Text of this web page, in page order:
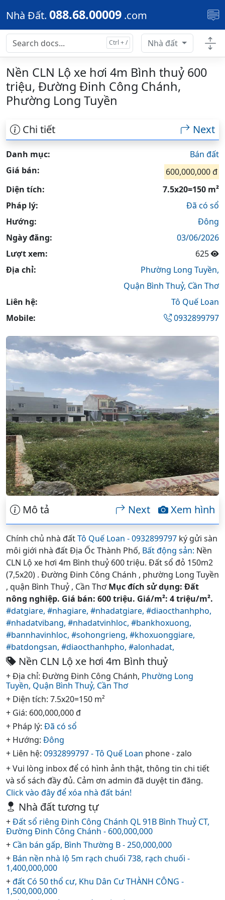
Skip to main content
Nhà Đất. 088.68.00009 .com
Nhà đất
Nền CLN Lộ xe hơi 4m Bình thuỷ 600
triệu, Đường Đinh Công Chánh,
Phường Long Tuyền
Chi tiết Next
Danh mục:
Bán đất
Giá bán:
600,000,000 đ
Diện tích:
7.5x20=150 m²
Pháp lý:
Đã có sổ
Hướng:
Đông
Ngày đăng:
03/06/2026
Lượt xem:
625
Địa chỉ:
Phường Long Tuyền,
Quận Bình Thuỷ, Cần Thơ
Liên hệ:
Tô Quế Loan
Mobile:
0932899797
Mô tả Xem hình
Next
Chính chủ nhà đấtTô Quế Loan - 0932899797 ký gửi sàn
môi giới nhà đất Địa Ốc Thành Phố, Bất động sản: Nền
CLN Lộ xe hơi 4m Bình thuỷ 600 triệu. Đất sổ đỏ 150m2
(7,5x20) . Đường Đinh Công Chánh , phường Long Tuyền
, quận Bình Thuỷ , Cần ThơMục đích sử dụng: Đất
nông nghiệp. Giá bán: 600 triệu. Giá/m²: 4 triệu/m².
#datgiare, #nhagiare, #nhadatgiare, #diaocthanhpho,
#nhadatvibang, #nhadatvinhloc, #bankhoxuong,
#bannhavinhloc, #sohongrieng, #khoxuonggiare,
#batdongsan, #diaocthanhpho, #alonhadat,
Nền CLN Lộ xe hơi 4m Bình thuỷ
+ Địa chỉ: Đường Đinh Công Chánh, Phường Long
Tuyền, Quận Bình Thuỷ, Cần Thơ
+ Diện tích: 7.5x20=150 m²
+ Giá: 600,000,000 đ
+ Pháp lý: Đã có sổ
+ Hướng: Đông
+ Liên hệ: 0932899797 - Tô Quế Loan phone - zalo
+ Vui lòng inbox để có hình ảnh thật, thông tin chi tiết
và sổ sách đầy đủ. Cảm ơn admin đã duyệt tin đăng.
Click vào đây để xóa nhà đất bán!
Nhà đất tương tự
+Đất sổ riêng Đinh Công Chánh QL 91B Bình Thuỷ CT,
Đường Đinh Công Chánh - 600,000,000
+ Cần bán gấp, Bình Thường B - 250,000,000
+ Bán nền nhà lộ 5m rạch chuối 738, rạch chuối -
1,400,000,000
+đất Có 50 thổ cư, Khu Dân Cư THÀNH CÔNG -
1,500,000,000